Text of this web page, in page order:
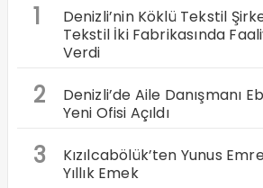
1
Denizli’nin Köklü Tekstil
Tekstil İki Fabrikasında
Verdi
2
Denizli’de Aile Danışmanı
Yeni Ofisi Açıldı
3
Kızılcabölük’ten Yunus
Yıllık Emek